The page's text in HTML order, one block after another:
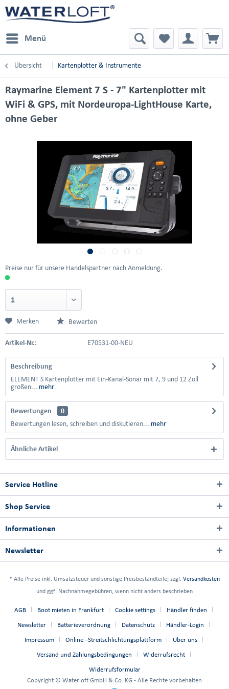
Menü
Übersicht Kartenplotter & Instrumente
Raymarine Element 7 S - 7" Kartenplotter mit
WiFi & GPS, mit Nordeuropa-LightHouse Karte,
ohne Geber
Preise nur für unsere Handelspartner nach Anmeldung.
Merken Bewerten
Artikel-Nr.: E70531-00-NEU
Beschreibung
ELEMENT S Kartenplotter mit Ein-Kanal-Sonar mit 7, 9 und 12 Zoll
großen... mehr
Bewertungen
0
Bewertungen lesen, schreiben und diskutieren... mehr
Ähnliche Artikel
Service Hotline
Shop Service
Informationen
Newsletter
* Alle Preise inkl. Umsatzsteuer und sonstige Preisbestandteile; zzgl. Versandkosten
und ggf. Nachnahmegebühren, wenn nicht anders beschrieben
AGB Boot mieten in Frankfurt Cookie settings Händler finden
Newsletter Batterieverordnung Datenschutz Händler-Login
Impressum Online –Streitschlichtungsplattform Über uns
Versand und Zahlungsbedingungen Widerrufsrecht
Widerrufsformular
Copyright © Waterloft GmbH & Co. KG - Alle Rechte vorbehalten